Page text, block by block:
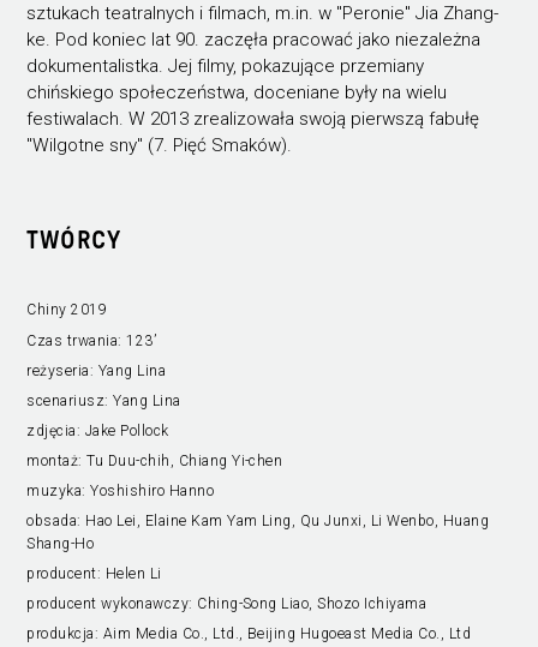
TWÓRCY
Chiny 2019
Czas trwania: 123’
reżyseria: Yang Lina
scenariusz:Yang Lina
zdjęcia: Jake Pollock
montaż:Tu Duu-chih, Chiang Yi-chen
muzyka:Yoshishiro Hanno
obsada: Hao Lei, Elaine Kam Yam Ling, Qu Junxi, Li Wenbo, Huang
Shang-Ho
producent: Helen Li
producent wykonawczy: Ching-Song Liao, Shozo Ichiyama
produkcja: Aim Media Co., Ltd., Beijing Hugoeast Media Co., Ltd
sztukach teatralnych i filmach, m.in. w "Peronie" Jia Zhang-
ke. Pod koniec lat 90. zaczęła pracować jako niezależna
dokumentalistka. Jej filmy, pokazujące przemiany
chińskiego społeczeństwa, doceniane były na wielu
festiwalach. W 2013 zrealizowała swoją pierwszą fabułę
"Wilgotne sny" (7. Pięć Smaków).